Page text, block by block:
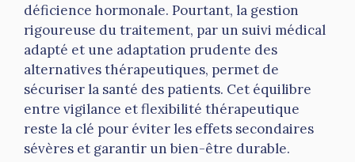
déficience hormonale. Pourtant, la gestion
rigoureuse du traitement, par un suivi médical
adapté et une adaptation prudente des
alternatives thérapeutiques, permet de
sécuriser la santé des patients. Cet équilibre
entre vigilance et flexibilité thérapeutique
reste la clé pour éviter les effets secondaires
sévères et garantir un bien-être durable.